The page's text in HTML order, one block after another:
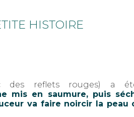
HISTOIRE
des reflets rouges) a
mis en saumure, puis
va faire noircir la peau